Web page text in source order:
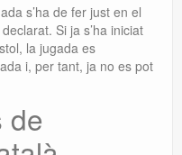
s’ha de fer just en el
Si ja s’ha iniciat
la jugada es
i, per tant, ja no es pot
de